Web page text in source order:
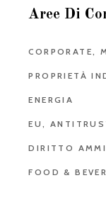
Aree Di
CORPORATE,
PROPRIETÀ
ENERGIA
EU,
DIRITTO
FOOD &